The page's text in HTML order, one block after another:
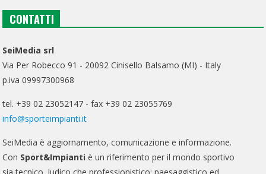
CONTATTI
SeiMedia srl
Via Per Robecco 91 - 20092 Cinisello Balsamo (MI) - Italy
p.iva 09997300968
tel. +39 02 23052147 - fax +39 02 23055769
info@sporteimpianti.it
SeiMedia è aggiornamento, comunicazione e informazione.
Con Sport&Impianti è un riferimento per il mondo sportivo